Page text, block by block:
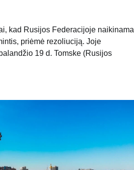
kad Rusijos Federacijoje naikinama
priėmė rezoliuciją. Joje
19 d. Tomske (Rusijos